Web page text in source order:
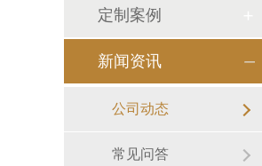
定制案例
新闻资讯
公司动态
常见问答